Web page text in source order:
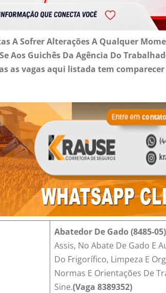
A Sofrer Alterações A Qualquer
Aos Guichês Da Agência Do
as vagas aqui listada tem
Abatedor De Gado (8485-05)
Assis, No Abate De Gado E
Do Frigorífico, Limpeza E
Normas E Orientações De
Sine.(Vaga 8389352)